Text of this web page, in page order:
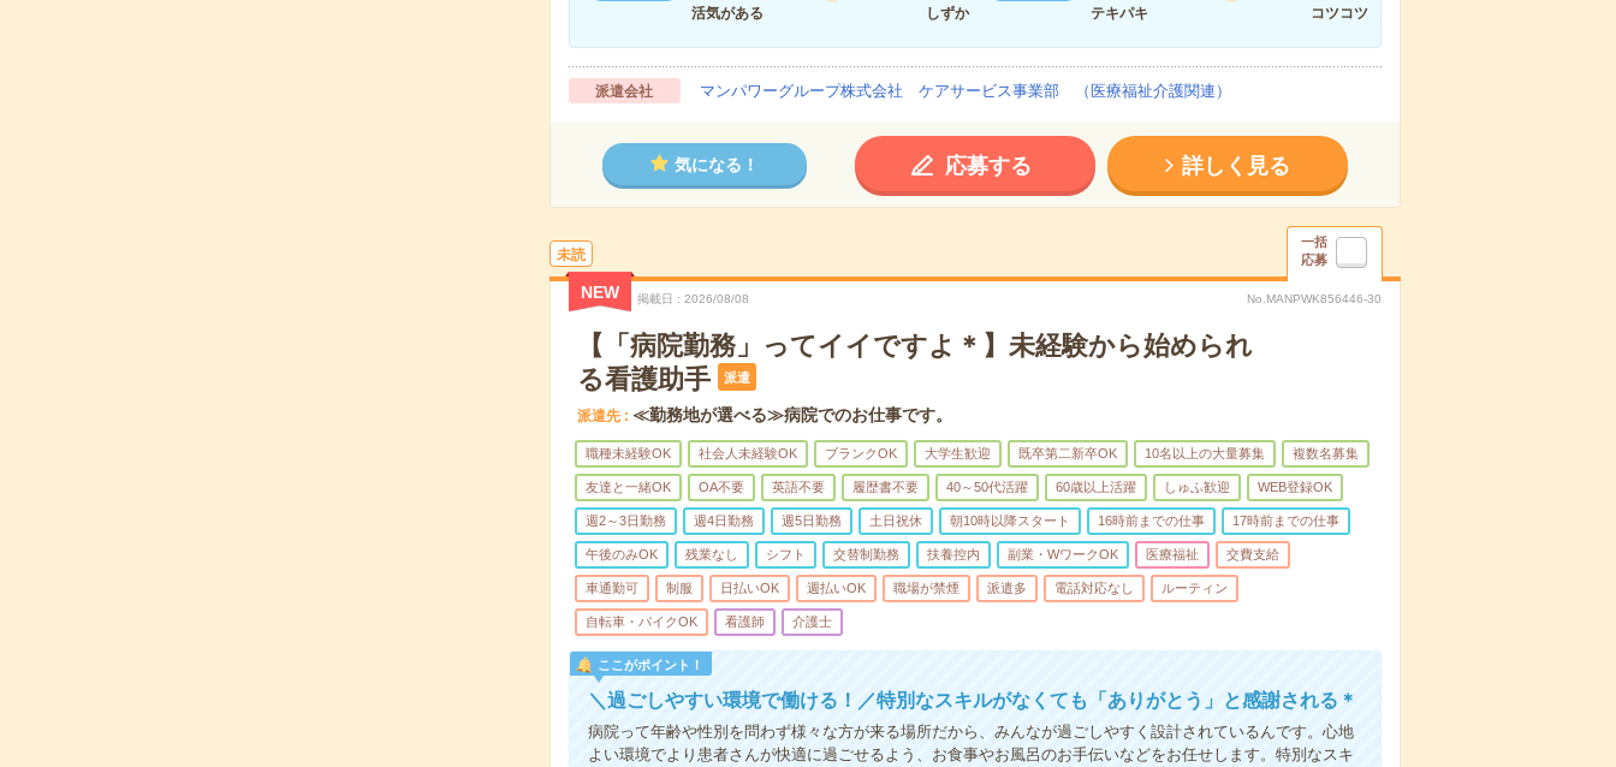
活気がある
しずか
テキパキ
コツコツ
派遣会社 マンパワーグループ株式会社 ケアサービス事業部 （医療福祉介護関連）
気になる！ 応募する 詳しく見る
未読
一括
応募
NEW 掲載日 2026/08/08 No.MANPWK856446-30
【「病院勤務」ってイイですよ＊】未経験から始められ
る看護助手
派遣
派遣先 ≪勤務地が選べる≫病院でのお仕事です。
職種未経験OK 社会人未経験OK ブランクOK 大学生歓迎 既卒第二新卒OK 10名以上の大量募集 複数名募集
友達と一緒OK OA不要 英語不要 履歴書不要 40～50代活躍 60歳以上活躍 しゅふ歓迎 WEB登録OK
週2～3日勤務 週4日勤務 週5日勤務 土日祝休 朝10時以降スタート 16時前までの仕事 17時前までの仕事
午後のみOK 残業なし シフト 交替制勤務 扶養控内 副業・WワークOK 医療福祉 交費支給
車通勤可 制服 日払いOK 週払いOK 職場が禁煙 派遣多 電話対応なし ルーティン
自転車・バイクOK 看護師 介護士
ここがポイント！
＼過ごしやすい環境で働ける！／特別なスキルがなくても「ありがとう」と感謝される＊
病院って年齢や性別を問わず様々な方が来る場所だから、みんなが過ごしやすく設計されているんです。心地
よい環境でより患者さんが快適に過ごせるよう、お食事やお風呂のお手伝いなどをお任せします。特別なスキ